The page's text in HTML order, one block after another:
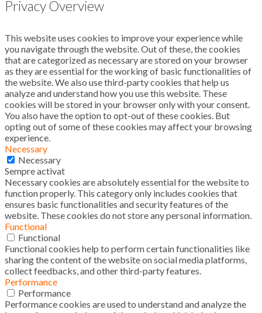
Privacy Overview
This website uses cookies to improve your experience while
you navigate through the website. Out of these, the cookies
that are categorized as necessary are stored on your browser
as they are essential for the working of basic functionalities of
the website. We also use third-party cookies that help us
analyze and understand how you use this website. These
cookies will be stored in your browser only with your consent.
You also have the option to opt-out of these cookies. But
opting out of some of these cookies may affect your browsing
experience.
Necessary
Necessary
Sempre activat
Necessary cookies are absolutely essential for the website to
function properly. This category only includes cookies that
ensures basic functionalities and security features of the
website. These cookies do not store any personal information.
Functional
Functional
Functional cookies help to perform certain functionalities like
sharing the content of the website on social media platforms,
collect feedbacks, and other third-party features.
Performance
Performance
Performance cookies are used to understand and analyze the